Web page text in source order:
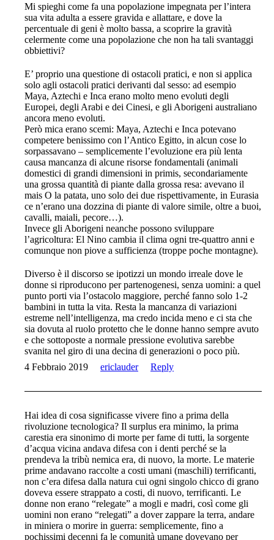
Mi spieghi come fa una popolazione impegnata per l’intera
sua vita adulta a essere gravida e allattare, e dove la
percentuale di geni è molto bassa, a scoprire la gravità
celermente come una popolazione che non ha tali svantaggi
obbiettivi?
E’ proprio una questione di ostacoli pratici, e non si applica
solo agli ostacoli pratici derivanti dal sesso: ad esempio
Maya, Aztechi e Inca erano molto meno evoluti degli
Europei, degli Arabi e dei Cinesi, e gli Aborigeni australiano
ancora meno evoluti.
Però mica erano scemi: Maya, Aztechi e Inca potevano
competere benissimo con l’Antico Egitto, in alcun cose lo
sorpassavano – semplicemente l’evoluzione era più lenta
causa mancanza di alcune risorse fondamentali (animali
domestici di grandi dimensioni in primis, secondariamente
una grossa quantità di piante dalla grossa resa: avevano il
mais O la patata, uno solo dei due rispettivamente, in Eurasia
ce n’erano una dozzina di piante di valore simile, oltre a buoi,
cavalli, maiali, pecore…).
Invece gli Aborigeni neanche possono sviluppare
l’agricoltura: El Nino cambia il clima ogni tre-quattro anni e
comunque non piove a sufficienza (troppe poche montagne).
Diverso è il discorso se ipotizzi un mondo irreale dove le
donne si riproducono per partenogenesi, senza uomini: a quel
punto porti via l’ostacolo maggiore, perché fanno solo 1-2
bambini in tutta la vita. Resta la mancanza di variazioni
estreme nell’intelligenza, ma credo incida meno e ci sta che
sia dovuta al ruolo protetto che le donne hanno sempre avuto
e che sottoposte a normale pressione evolutiva sarebbe
svanita nel giro di una decina di generazioni o poco più.
4 Febbraio 2019
ericlauder Reply
Hai idea di cosa significasse vivere fino a prima della
rivoluzione tecnologica? Il surplus era minimo, la prima
carestia era sinonimo di morte per fame di tutti, la sorgente
d’acqua vicina andava difesa con i denti perché se la
prendeva la tribù nemica era, di nuovo, la morte. Le materie
prime andavano raccolte a costi umani (maschili) terrificanti,
non c’era difesa dalla natura cui ogni singolo chicco di grano
doveva essere strappato a costi, di nuovo, terrificanti. Le
donne non erano “relegate” a mogli e madri, così come gli
uomini non erano “relegati” a dover zappare la terra, andare
in miniera o morire in guerra: semplicemente, fino a
pochissimi decenni fa le comunità umane dovevano per